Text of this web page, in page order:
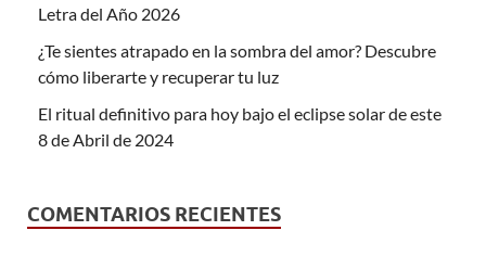
Letra del Año 2026
¿Te sientes atrapado en la sombra del amor? Descubre
cómo liberarte y recuperar tu luz
El ritual definitivo para hoy bajo el eclipse solar de este
8 de Abril de 2024
COMENTARIOS RECIENTES